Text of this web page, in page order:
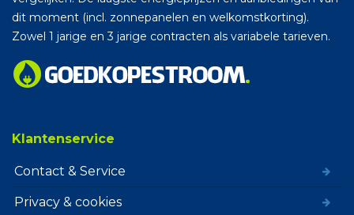
dit moment (incl. zonnepanelen en welkomstkorting).
Zowel 1 jarige en 3 jarige contracten als variabele tarieven.
Klantenservice
Contact & Service
Privacy & cookies